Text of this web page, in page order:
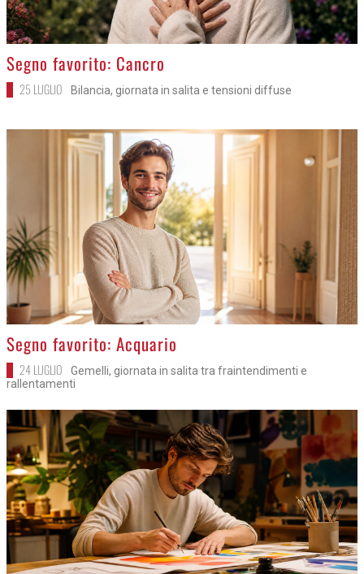
>
Segno favorito: Cancro
25 LUGLIO Bilancia, giornata in salita e tensioni diffuse
>
Segno favorito: Acquario
24 LUGLIO
Gemelli, giornata in salita tra fraintendimenti e
rallentamenti